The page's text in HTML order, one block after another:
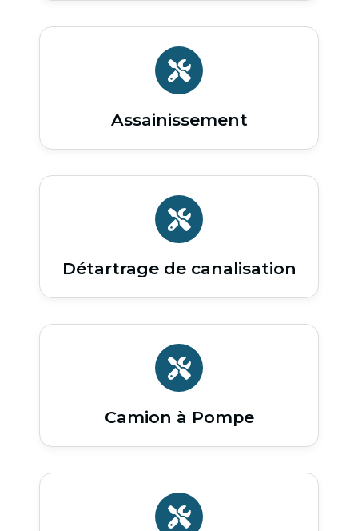
Assainissement
Détartrage de canalisation
Camion à Pompe